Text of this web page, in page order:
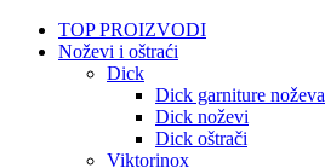
TOP PROIZVODI
Noževi i oštraći
Dick
Dick garniture noževa
Dick noževi
Dick oštrači
Viktorinox